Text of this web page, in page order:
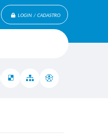
LOGIN / CADASTRO